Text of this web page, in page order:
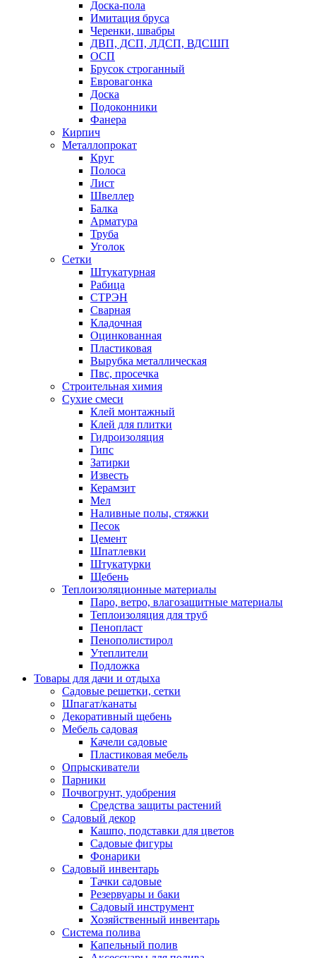
Доска-пола
Имитация бруса
Черенки, швабры
ДВП, ДСП, ЛДСП, ВДСШП
ОСП
Брусок строганный
Евровагонка
Доска
Подоконники
Фанера
Кирпич
Металлопрокат
Круг
Полоса
Лист
Швеллер
Балка
Арматура
Труба
Уголок
Сетки
Штукатурная
Рабица
СТРЭН
Сварная
Кладочная
Оцинкованная
Пластиковая
Вырубка металлическая
Пвс, просечка
Строительная химия
Сухие смеси
Клей монтажный
Клей для плитки
Гидроизоляция
Гипс
Затирки
Известь
Керамзит
Мел
Наливные полы, стяжки
Песок
Цемент
Шпатлевки
Штукатурки
Щебень
Теплоизоляционные материалы
Паро, ветро, влагозащитные материалы
Теплоизоляция для труб
Пенопласт
Пенополистирол
Утеплители
Подложка
Товары для дачи и отдыха
Садовые решетки, сетки
Шпагат/канаты
Декоративный щебень
Мебель садовая
Качели садовые
Пластиковая мебель
Опрыскиватели
Парники
Почвогрунт, удобрения
Средства защиты растений
Садовый декор
Кашпо, подставки для цветов
Садовые фигуры
Фонарики
Садовый инвентарь
Тачки садовые
Резервуары и баки
Садовый инструмент
Хозяйственный инвентарь
Система полива
Капельный полив